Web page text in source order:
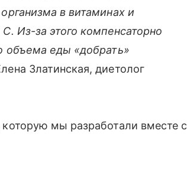
в витаминах и
Из-за этого компенсаторно
объема еды «добрать»
Златинская, диетолог
мы разработали вместе с